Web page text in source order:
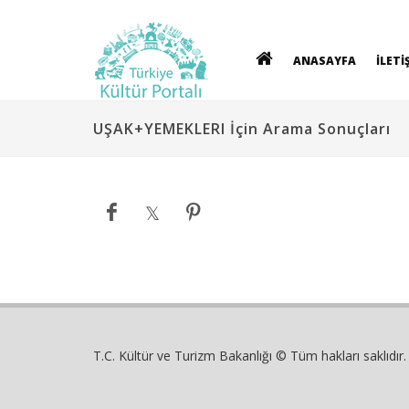
ANASAYFA
UŞAK+YEMEKLERI İçin Arama Sonuçları
T.C. Kültür ve Turizm Bakanlığı © Tüm hakları saklıdır.